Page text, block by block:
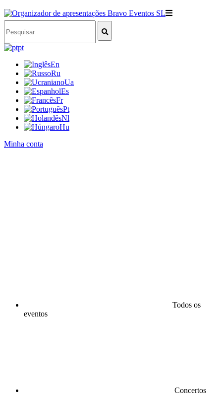
pt
En
Ru
Ua
Es
Fr
Pt
Nl
Hu
Minha conta
Todos os
eventos
Concertos